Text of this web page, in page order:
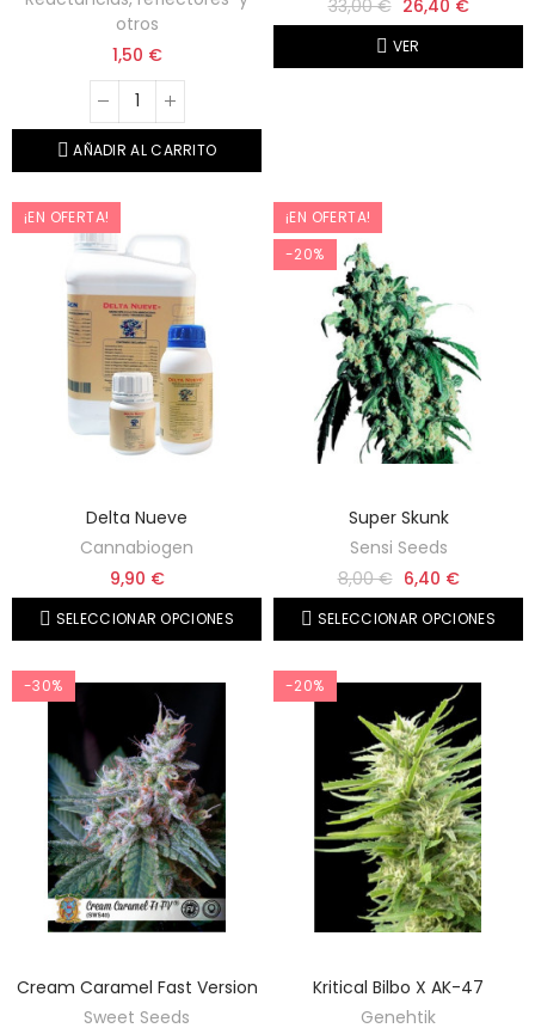
otros
1,50 €
AÑADIR AL CARRITO
33,00 € 26,40 €
VER
¡EN OFERTA!
Delta Nueve
Cannabiogen
9,90 €
SELECCIONAR OPCIONES
¡EN OFERTA!
-20%
Super Skunk
Sensi Seeds
8,00 € 6,40 €
SELECCIONAR OPCIONES
-30%
Cream Caramel Fast Version
Sweet Seeds
-20%
Kritical Bilbo X AK-47
Genehtik